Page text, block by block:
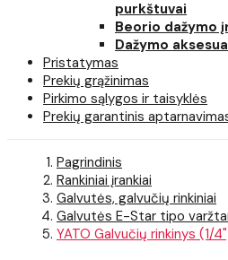
purkštuvai
Beorio dažymo
Dažymo
Pristatymas
Prekių grąžinimas
Pirkimo sąlygos ir taisyklės
Prekių garantinis
Pagrindinis
Rankiniai įrankiai
Galvutės, galvučių rinkiniai
Galvutės E-Star tipo
YATO Galvučių rinkinys (1/